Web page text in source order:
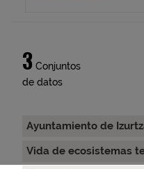
3 Conjuntos
de datos
Ayuntamiento de
Vida de ecosistemas